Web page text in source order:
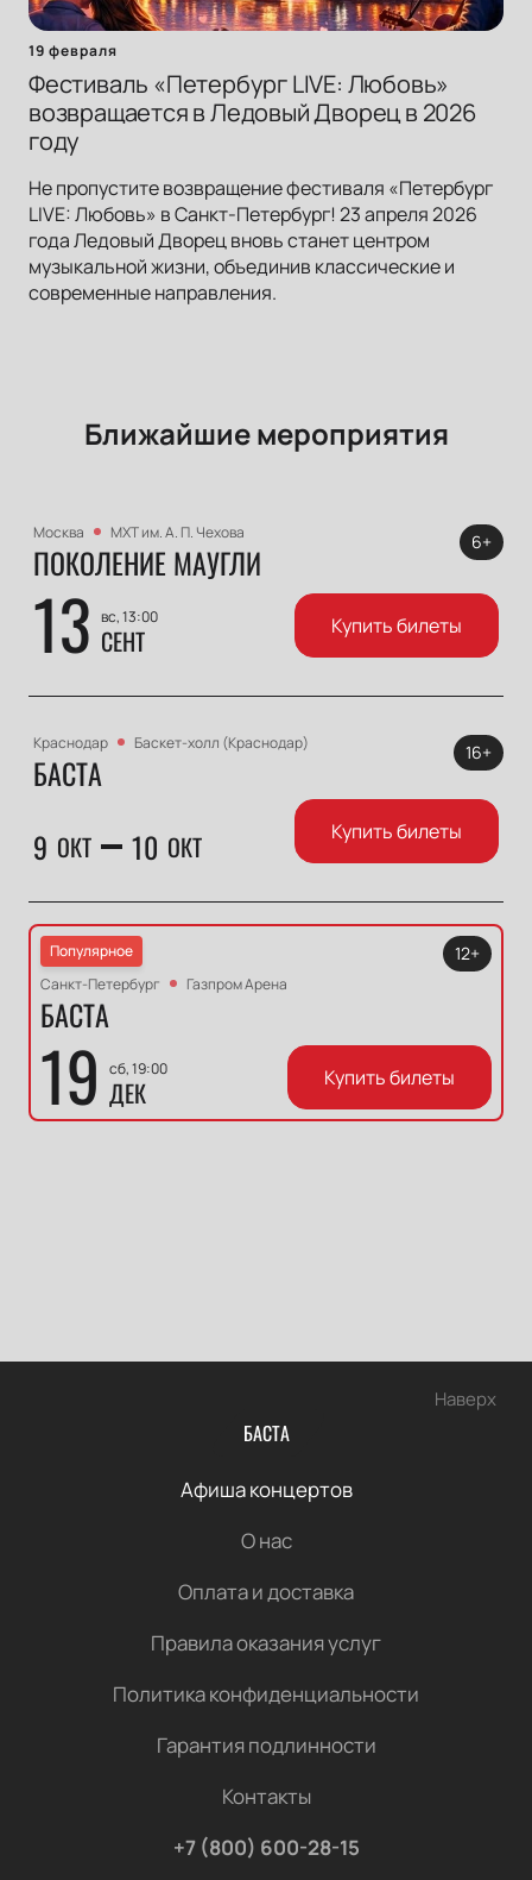
19 февраля
Фестиваль «Петербург LIVE: Любовь»
возвращается в Ледовый Дворец в 2026
году
Не пропустите возвращение фестиваля «Петербург
LIVE: Любовь» в Санкт-Петербург! 23 апреля 2026
года Ледовый Дворец вновь станет центром
музыкальной жизни, объединив классические и
современные направления.
Ближайшие мероприятия
Москва МХТ им. А. П. Чехова
ПОКОЛЕНИЕ МАУГЛИ
13 вс, 13:00
СЕНТ
6+
Купить билеты
Краснодар Баскет-холл (Краснодар)
БАСТА
9 ОКТ 10 ОКТ
16+
Купить билеты
Популярное
Санкт-Петербург
Газпром Арена
БАСТА
19 сб, 19:00
ДЕК
12+
Купить билеты
Наверх
БАСТА
Афиша концертов
О нас
Оплата и доставка
Правила оказания услуг
Политика конфиденциальности
Гарантия подлинности
Контакты
+7 (800) 600-28-15